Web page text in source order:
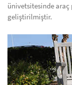
ünivetsitesinde
geliştirilmiştir.